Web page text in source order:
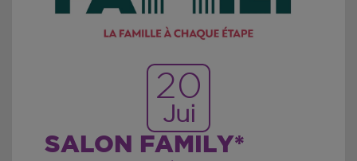
20
Jui
SALON FAMILY*